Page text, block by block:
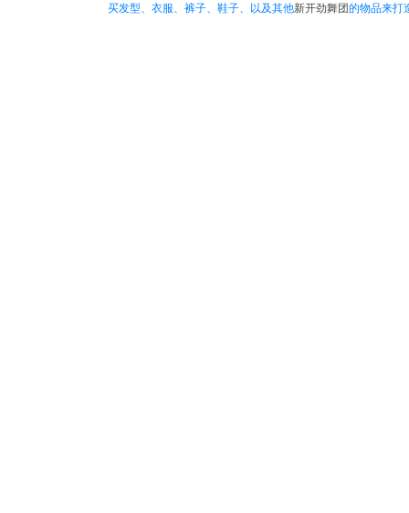
买发型、衣服、裤子、鞋子、以及其他新开劲舞团的物品来打